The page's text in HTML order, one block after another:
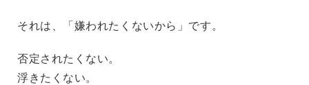
それは、「嫌われたくないから」です。
否定されたくない。
浮きたくない。